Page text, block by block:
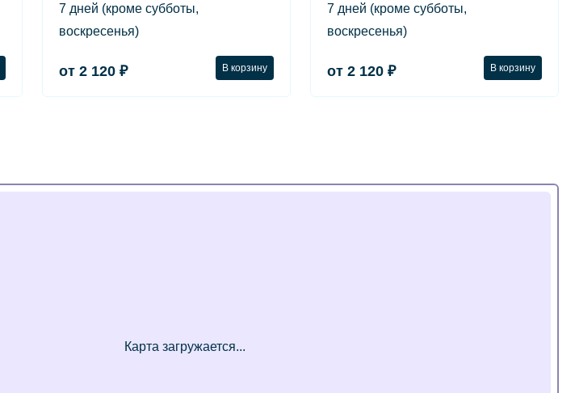
7 дней (кроме субботы,
воскресенья)
от 2 120 ₽ В корзину
7 дней (кроме субботы,
воскресенья)
от 2 120 ₽ В корзину